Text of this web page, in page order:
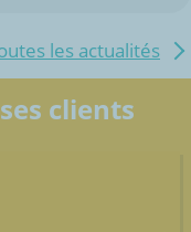
les actualités
clients